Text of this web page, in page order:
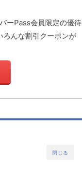
ーPass会員限定の優待
んな割引クーポンが
閉じる